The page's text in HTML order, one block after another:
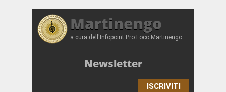
Martinengo
a cura dell'Infopoint Pro Loco Martinengo
Newsletter
ISCRIVITI